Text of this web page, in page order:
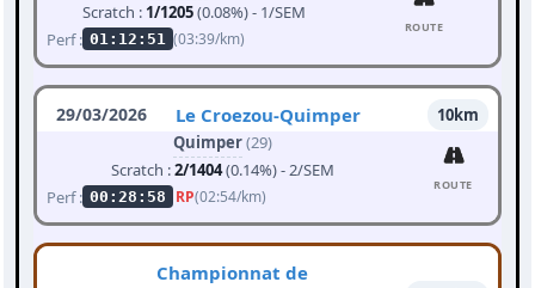
Scratch : 1/1205(0.08%) - 1/SEM
Perf : 01:12:51 (03:39/km)
ROUTE
29/03/2026 Le Croezou-Quimper
10km
Quimper(29)
Scratch :2/1404(0.14%) - 2/SEM
Perf : 00:28:58 RP(02:54/km)
ROUTE
Championnat de